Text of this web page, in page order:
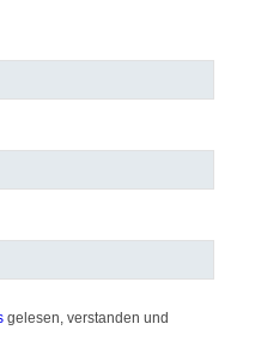
gelesen, verstanden und